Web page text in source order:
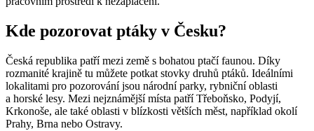
Kde pozorovat ptáky v Česku?
Česká republika patří mezi země s bohatou ptačí faunou. Díky
rozmanité krajině tu můžete potkat stovky druhů ptáků. Ideálními
lokalitami pro pozorování jsou národní parky, rybniční oblasti
a horské lesy. Mezi nejznámější místa patří Třeboňsko, Podyjí,
Krkonoše, ale také oblasti v blízkosti větších měst, například okolí
Prahy, Brna nebo Ostravy.